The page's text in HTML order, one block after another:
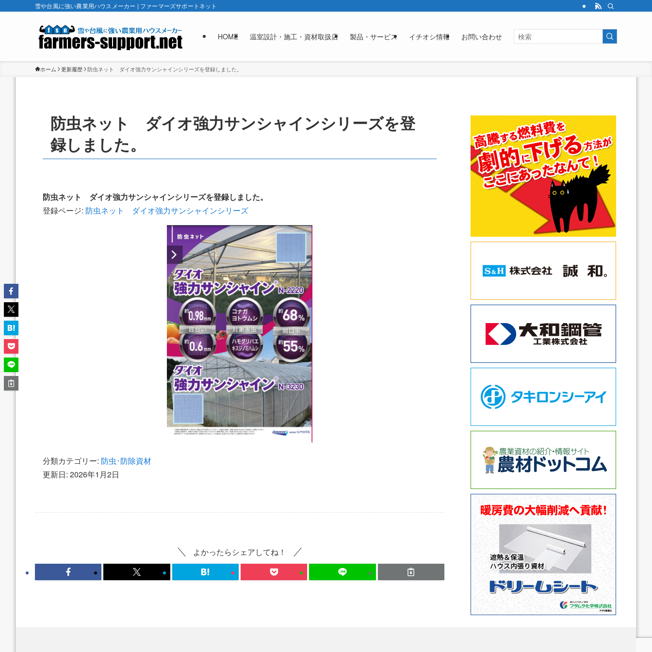
雪や台風に強い農業用ハウスメーカー | ファーマーズサポートネット
HOME 温室設計・施工・資材取扱店 製品・サービス イチオシ情報 お問い合わせ
ホーム 更新履歴 防虫ネット ダイオ強力サンシャインシリーズを登録しました。
防虫ネット ダイオ強力サンシャインシリーズを登
録しました。
防虫ネット ダイオ強力サンシャインシリーズを登録しました。
登録ページ: 防虫ネット ダイオ強力サンシャインシリーズ
分類カテゴリー: 防虫･防除資材
更新日: 2026年1月2日
よかったらシェアしてね！